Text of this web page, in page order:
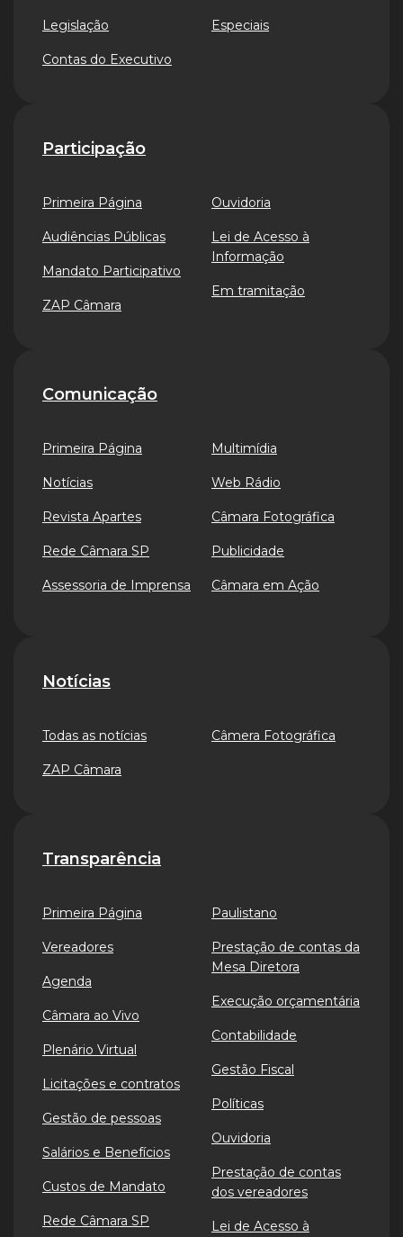
Legislação
Contas do Executivo
Especiais
Participação
Primeira Página
Audiências Públicas
Mandato Participativo
ZAP Câmara
Ouvidoria
Lei de Acesso à
Informação
Em tramitação
Comunicação
Primeira Página
Notícias
Revista Apartes
Rede Câmara SP
Assessoria de Imprensa
Multimídia
Web Rádio
Câmara Fotográfica
Publicidade
Câmara em Ação
Notícias
Todas as notícias
ZAP Câmara
Câmera Fotográfica
Transparência
Primeira Página
Vereadores
Agenda
Câmara ao Vivo
Plenário Virtual
Licitações e contratos
Gestão de pessoas
Salários e Benefícios
Custos de Mandato
Rede Câmara SP
Paulistano
Prestação de contas da
Mesa Diretora
Execução orçamentária
Contabilidade
Gestão Fiscal
Políticas
Ouvidoria
Prestação de contas
dos vereadores
Lei de Acesso à